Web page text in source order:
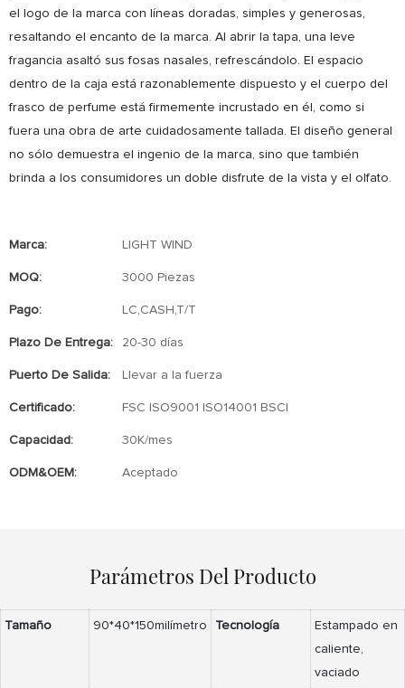
el logo de la marca con líneas doradas, simples y generosas,
resaltando el encanto de la marca. Al abrir la tapa, una leve
fragancia asaltó sus fosas nasales, refrescándolo. El espacio
dentro de la caja está razonablemente dispuesto y el cuerpo del
frasco de perfume está firmemente incrustado en él, como si
fuera una obra de arte cuidadosamente tallada. El diseño general
no sólo demuestra el ingenio de la marca, sino que también
brinda a los consumidores un doble disfrute de la vista y el olfato.
Marca: LIGHT WIND
MOQ: 3000 Piezas
Pago: LC,CASH,T/T
Plazo De Entrega: 20-30 días
Puerto De Salida: Llevar a la fuerza
Certificado: FSC ISO9001 ISO14001 BSCI
Capacidad: 30K/mes
ODM&OEM: Aceptado
Parámetros Del Producto
Tamaño 90*40*150milímetro Tecnología
Estampado en
caliente,
vaciado